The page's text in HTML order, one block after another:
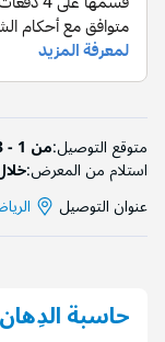
متوقع التوصيل:من 1 - 3 أيام
استلام من المعرض:خلال 25
عنوان التوصيل
حاسبة الدِهان